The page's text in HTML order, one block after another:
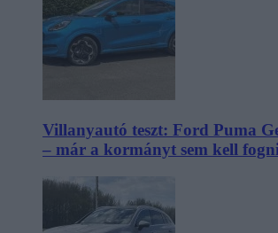
Villanyautó teszt: Ford Puma
– már a kormányt sem kell fogni